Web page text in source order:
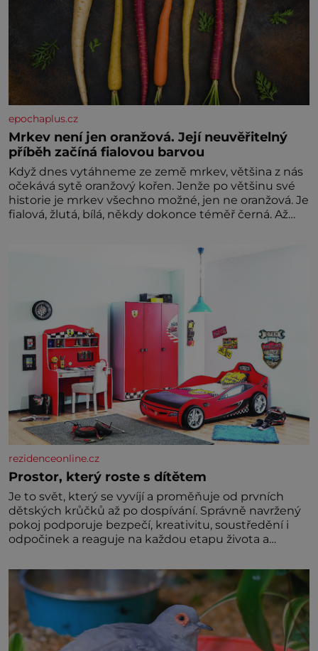
epochaplus.cz
Mrkev není jen oranžová. Její neuvěřitelný
příběh začíná fialovou barvou
Když dnes vytáhneme ze země mrkev, většina z nás
očekává sytě oranžový kořen. Jenže po většinu své
historie je mrkev všechno možné, jen ne oranžová. Je
fialová, žlutá, bílá, někdy dokonce téměř černá. Až
nedokážeme představit. Její příběh je
rezidenceonline.cz
Prostor, který roste s dítětem
Je to svět, který se vyvíjí a proměňuje od prvních
dětských krůčků až po dospívání. Správně navržený
pokoj podporuje bezpečí, kreativitu, soustředění i
odpočinek a reaguje na každou etapu života a
jednoduchost, měkkost a bezpečí, proto by pokoj
miminka měl působit především klidně a útulně.
Předškolní věk je